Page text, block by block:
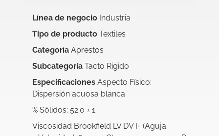
Línea de negocio Industria
Tipo de producto Textiles
Categoría Aprestos
Subcategoría Tacto Rigido
Especificaciones Aspecto Físico:
Dispersión acuosa blanca
% Sólidos: 52.0 ± 1
Viscosidad Brookfield LV DV I+ (Aguja: